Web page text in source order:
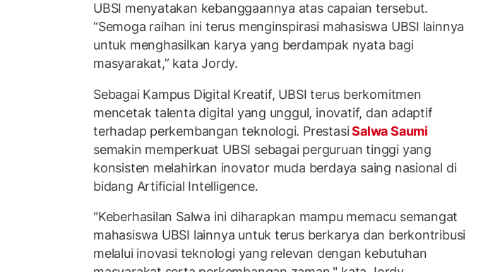
UBSI menyatakan kebanggaannya atas capaian tersebut.
“Semoga raihan ini terus menginspirasi mahasiswa UBSI lainnya
untuk menghasilkan karya yang berdampak nyata bagi
masyarakat,” kata Jordy.
Sebagai Kampus Digital Kreatif, UBSI terus berkomitmen
mencetak talenta digital yang unggul, inovatif, dan adaptif
terhadap perkembangan teknologi. PrestasiSalwa Saumi
semakin memperkuat UBSI sebagai perguruan tinggi yang
konsisten melahirkan inovator muda berdaya saing nasional di
bidang Artificial Intelligence.
"Keberhasilan Salwa ini diharapkan mampu memacu semangat
mahasiswa UBSI lainnya untuk terus berkarya dan berkontribusi
melalui inovasi teknologi yang relevan dengan kebutuhan